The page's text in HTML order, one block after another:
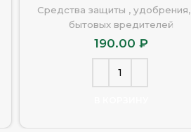
Средства защиты ,
бытовых вредителей
190.00 ₽